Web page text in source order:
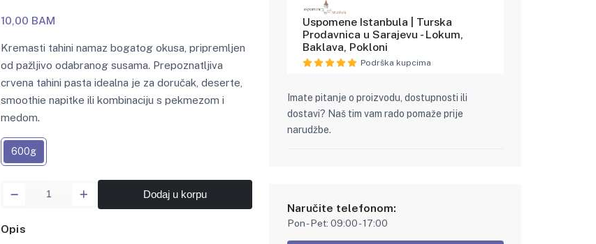
10,00 BAM
Kremasti tahini namaz bogatog okusa, pripremljen
od pažljivo odabranog susama. Prepoznatljiva
crvena tahini pasta idealna je za doručak, deserte,
smoothie napitke ili kombinaciju s pekmezom i
medom.
600g
Dodaj u korpu
Opis
Uspomene Istanbula | Turska
Prodavnica u Sarajevu - Lokum,
Baklava, Pokloni
Podrška kupcima
Imate pitanje o proizvodu, dostupnosti ili
dostavi? Naš tim vam rado pomaže prije
narudžbe.
Naručite telefonom:
Pon - Pet: 09:00 - 17:00